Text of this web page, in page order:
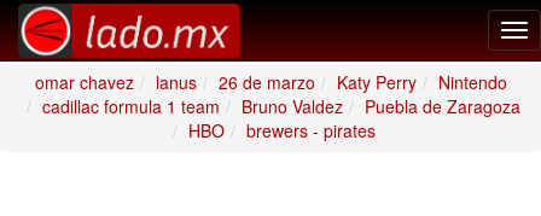
omar chavez
lanus 26 de marzo Katy Perry
Nintendo
cadillac formula 1 team
Bruno Valdez
Puebla de Zaragoza
HBO
brewers - pirates